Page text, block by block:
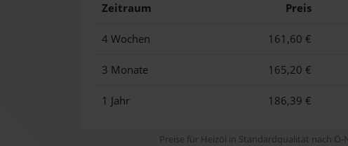
Zeitraum Preis
4 Wochen 161,60 €
3 Monate 165,20 €
1 Jahr 186,39 €
Preise für Heizöl in Standardqualität nach